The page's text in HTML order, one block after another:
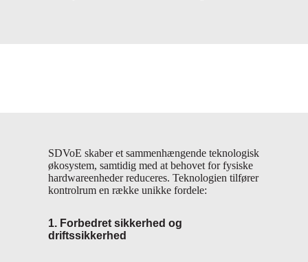
SDVoE skaber et sammenhængende teknologisk
økosystem, samtidig med at behovet for fysiske
hardwareenheder reduceres. Teknologien tilfører
kontrolrum en række unikke fordele:
1. Forbedret sikkerhed og
driftssikkerhed